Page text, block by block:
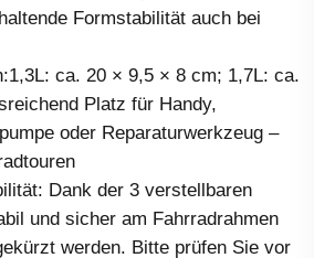
Formstabilität auch bei
ca. 20 × 9,5 × 8 cm; 1,7L: ca.
Platz für Handy,
oder Reparaturwerkzeug –
Dank der 3 verstellbaren
und sicher am Fahrradrahmen
werden. Bitte prüfen Sie vor